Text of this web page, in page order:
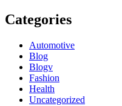
Categories
Automotive
Blog
Blogv
Fashion
Health
Uncategorized